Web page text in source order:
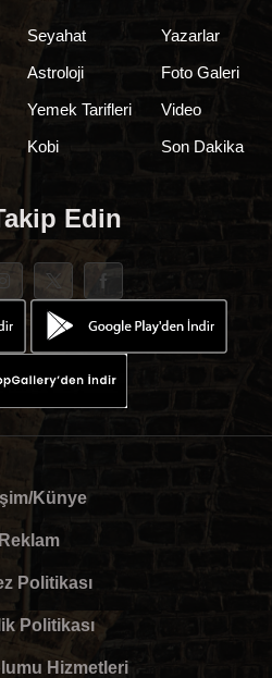
Seyahat
Astroloji
Yemek Tarifleri
Kobi
Yazarlar
Foto Galeri
Video
Son Dakika
Edin
Künye
Reklam
Politikası
Politikası
Hizmetleri